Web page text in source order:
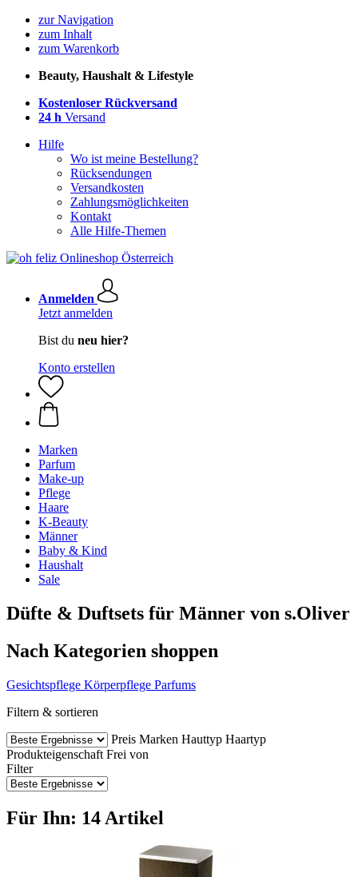
zur Navigation
zum Inhalt
zum Warenkorb
Beauty, Haushalt & Lifestyle
Kostenloser Rückversand
24 h Versand
Hilfe
Wo ist meine Bestellung?
Rücksendungen
Versandkosten
Zahlungsmöglichkeiten
Kontakt
Alle Hilfe-Themen
Anmelden
Jetzt anmelden
Bist du neu hier?
Konto erstellen
Marken
Parfum
Make-up
Pflege
Haare
K-Beauty
Männer
Baby & Kind
Haushalt
Sale
Düfte & Duftsets für Männer von s.Oliver
Nach Kategorien shoppen
Gesichtspflege Körperpflege Parfums
Filtern & sortieren
Preis Marken Hauttyp Haartyp
Produkteigenschaft Frei von
Filter
Für Ihn: 14 Artikel